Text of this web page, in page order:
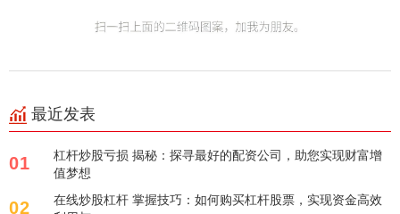
最近发表
01
杠杆炒股亏损 揭秘：探寻最好的配资公司，助您实现财富增
值梦想
02
在线炒股杠杆 掌握技巧：如何购买杠杆股票，实现资金高效